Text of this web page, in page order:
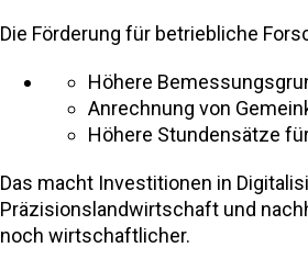
Die Förderung für betriebliche
Höhere
Anrechnung von
Höhere Stundensätze
Das macht Investitionen in
Präzisionslandwirtschaft und
noch wirtschaftlicher.